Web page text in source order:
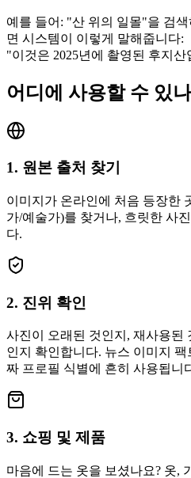
예를 들어: "산 위의 일몰"을 검
면 시스템이 이렇게 말해줍니다:
"이것은 2025년에 촬영된 후지산
어디에 사용할 수 있
1. 원본 출처 찾기
이미지가 온라인에 처음 등장한
가/예술가)를 찾거나, 흐릿한 사
다.
2. 진위 확인
사진이 오래된 것인지, 재사용된
인지 확인합니다. 뉴스 이미지
짜 프로필 식별에 흔히 사용됩니
3. 쇼핑 및 제품
마음에 드는 옷을 보셨나요? 옷,